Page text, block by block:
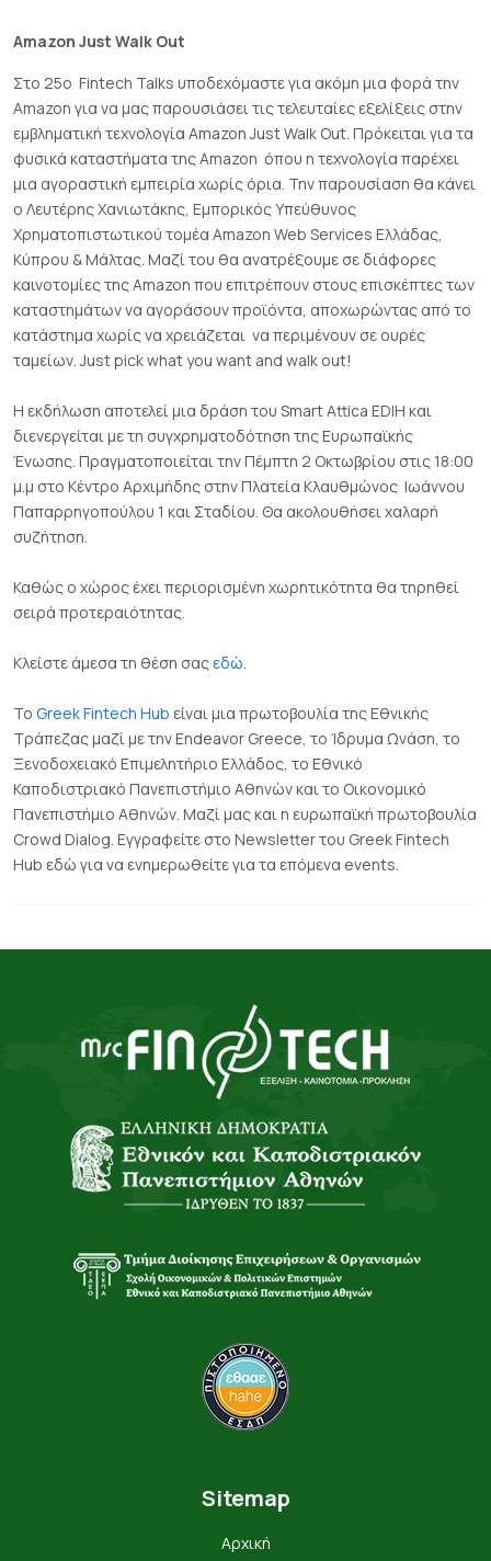
Amazon Just Walk Out
Στο 25ο Fintech Talks υποδεχόμαστε για ακόμη μια φορά την
Amazon για να μας παρουσιάσει τις τελευταίες εξελίξεις στην
εμβληματική τεχνολογία Amazon Just Walk Out. Πρόκειται για τα
φυσικά καταστήματα της Amazon όπου η τεχνολογία παρέχει
μια αγοραστική εμπειρία χωρίς όρια. Την παρουσίαση θα κάνει
ο Λευτέρης Χανιωτάκης, Εμπορικός Υπεύθυνος
Χρηματοπιστωτικού τομέα Amazon Web Services Ελλάδας,
Κύπρου & Μάλτας. Μαζί του θα ανατρέξουμε σε διάφορες
καινοτομίες της Amazon που επιτρέπουν στους επισκέπτες των
καταστημάτων να αγοράσουν προϊόντα, αποχωρώντας από το
κατάστημα χωρίς να χρειάζεται να περιμένουν σε ουρές
ταμείων. Just pick what you want and walk out!
Η εκδήλωση αποτελεί μια δράση του Smart Attica ΕDIH και
διενεργείται με τη συγχρηματοδότηση της Ευρωπαϊκής
Ένωσης. Πραγματοποιείται την Πέμπτη 2 Οκτωβρίου στις 18:00
μ.μ στο Κέντρο Αρχιμήδης στην Πλατεία Κλαυθμώνος Ιωάννου
Παπαρρηγοπούλου 1 και Σταδίου. Θα ακολουθήσει χαλαρή
συζήτηση.
Καθώς ο χώρος έχει περιορισμένη χωρητικότητα θα τηρηθεί
σειρά προτεραιότητας.
Κλείστε άμεσα τη θέση σαςεδώ.
To Greek Fintech Hub είναι μια πρωτοβουλία της Εθνικής
Τράπεζας μαζί με την Endeavor Greece, το Ίδρυμα Ωνάση, το
Ξενοδοχειακό Επιμελητήριο Ελλάδος, το Εθνικό
Καποδιστριακό Πανεπιστήμιο Αθηνών και το Οικονομικό
Πανεπιστήμιο Αθηνών. Μαζί μας και η ευρωπαϊκή πρωτοβουλία
Crowd Dialog. Εγγραφείτε στο Newsletter του Greek Fintech
Hub εδώ για να ενημερωθείτε για τα επόμενα events.
Sitemap
Αρχική